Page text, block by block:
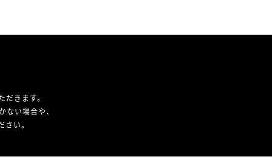
きます。
い場合や、
い。